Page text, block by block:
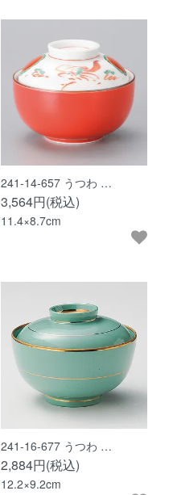
241-14-657 うつわ …
3,564円(税込)
11.4×8.7cm
241-16-677 うつわ …
2,884円(税込)
12.2×9.2cm